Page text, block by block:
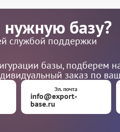
базу?
службой поддержки
базы, подберем
заказ по
Эл. почта
info@export-
base.ru